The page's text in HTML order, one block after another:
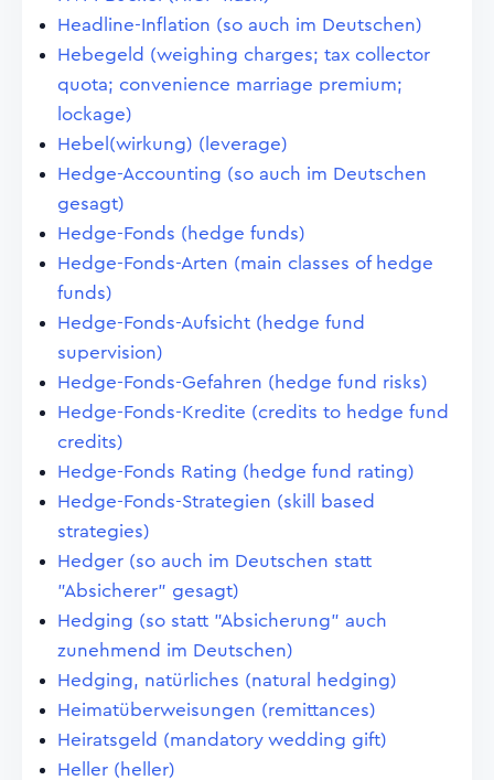
Headline-Inflation (so auch im Deutschen)
Hebegeld (weighing charges; tax collector
quota; convenience marriage premium;
lockage)
Hebel(wirkung) (leverage)
Hedge-Accounting (so auch im Deutschen
gesagt)
Hedge-Fonds (hedge funds)
Hedge-Fonds-Arten (main classes of hedge
funds)
Hedge-Fonds-Aufsicht (hedge fund
supervision)
Hedge-Fonds-Gefahren (hedge fund risks)
Hedge-Fonds-Kredite (credits to hedge fund
credits)
Hedge-Fonds Rating (hedge fund rating)
Hedge-Fonds-Strategien (skill based
strategies)
Hedger (so auch im Deutschen statt
"Absicherer" gesagt)
Hedging (so statt "Absicherung" auch
zunehmend im Deutschen)
Hedging, natürliches (natural hedging)
Heimatüberweisungen (remittances)
Heiratsgeld (mandatory wedding gift)
Heller (heller)